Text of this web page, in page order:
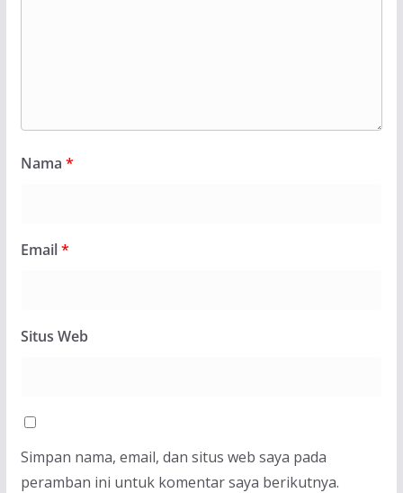
Nama *
Email*
Situs Web
Simpan nama, email, dan situs web saya pada
peramban ini untuk komentar saya berikutnya.